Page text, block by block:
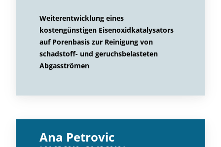
Weiterentwicklung eines
kostengünstigen Eisenoxidkatalysators
auf Porenbasis zur Reinigung von
schadstoff- und geruchsbelasteten
Abgasströmen
Ana Petrovic